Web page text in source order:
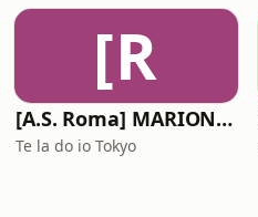
[R
[A.S. Roma] MARIONE - Il portale della ControInformazione GialloRossa
Te la do io Tokyo